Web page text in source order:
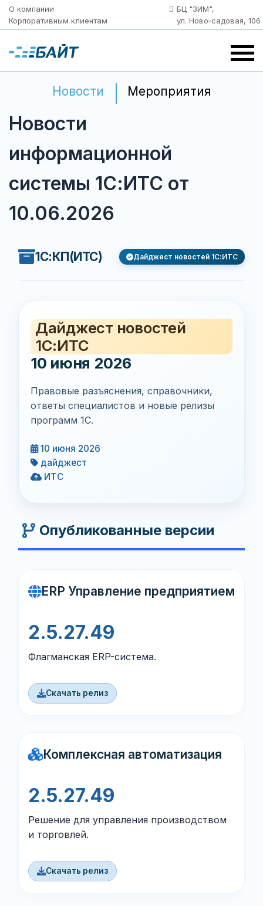
О компании
Корпоративным клиентам
БЦ "ЗИМ",
ул. Ново‑садовая, 106
Новости Мероприятия
Новости
информационной
системы 1С:ИТС от
10.06.2026
1С:КП(ИТС) Дайджест новостей 1С:ИТС
Дайджест новостей
1С:ИТС
10 июня 2026
Правовые разъяснения, справочники,
ответы специалистов и новые релизы
программ 1С.
10 июня 2026
дайджест
ИТС
Опубликованные версии
ERP Управление предприятием
2.5.27.49
Флагманская ERP-система.
Скачать релиз
Комплексная автоматизация
2.5.27.49
Решение для управления производством
и торговлей.
Скачать релиз